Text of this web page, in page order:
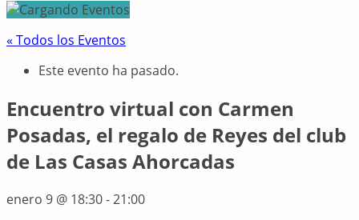
« Todos los Eventos
Este evento ha pasado.
Encuentro virtual con Carmen
Posadas, el regalo de Reyes del club
de Las Casas Ahorcadas
enero 9 @ 18:30-21:00